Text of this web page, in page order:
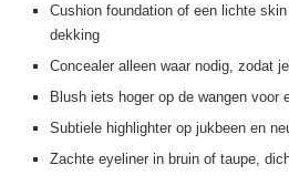
Cushion foundation of een lichte
dekking
Concealer alleen waar nodig, zodat
Blush iets hoger op de wangen voor
Subtiele highlighter op jukbeen en
Zachte eyeliner in bruin of taupe,